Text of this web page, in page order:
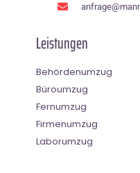
Leistungen
Behördenumzug
Büroumzug
Fernumzug
Firmenumzug
Laborumzug